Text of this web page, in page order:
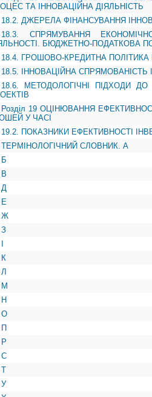
ТА ІННОВАЦІЙНА ДІЯЛЬНІСТЬ
18.2. ДЖЕРЕЛА ФІНАНСУВАННЯ
18.3. СПРЯМУВАННЯ
БЮДЖЕТНО-ПОДАТКОВА
18.4. ГРОШОВО-КРЕДИТНА ПОЛІТИКА
18.5. ІННОВАЦІЙНА СПРЯМОВАНІСТЬ
18.6. МЕТОДОЛОГІЧНІ ПІДХОДИ
Розділ 19 ОЦІНЮВАННЯ
У ЧАСІ
19.2. ПОКАЗНИКИ ЕФЕКТИВНОСТІ
ТЕРМІНОЛОГІЧНИЙ СЛОВНИК. А
Б
В
Д
Е
Ж
З
К
Л
М
Н
О
П
Р
С
Т
У